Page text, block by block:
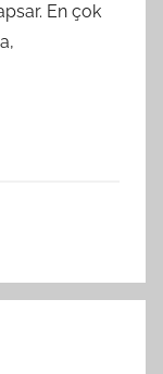
En çok